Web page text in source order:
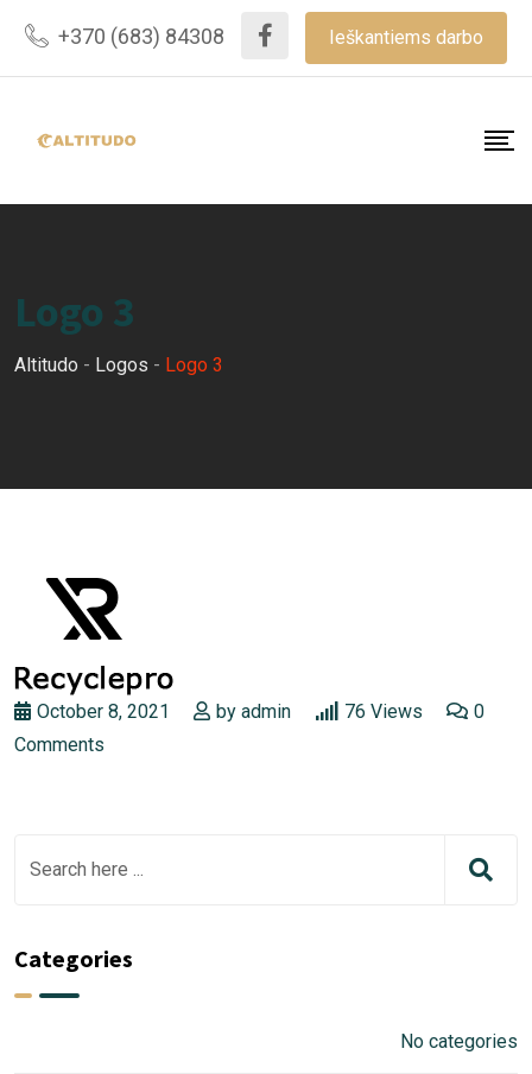
content
+370 (683) 84308 Ieškantiems darbo
Logo 3
Altitudo - Logos - Logo 3
October 8, 2021 by admin 76 Views
0
Comments
Categories
No categories